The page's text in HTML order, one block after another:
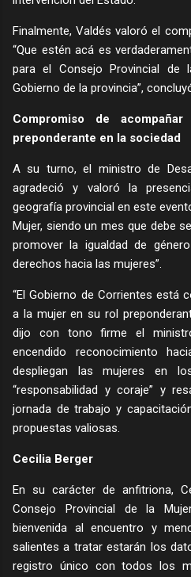
Finalmente, Valdés valoró el
“Que estén acá es
para el Consejo Provincial de
Gobierno de la provincia”,
Compromiso de
preponderante en la sociedad
A su turno, el ministro de
agradeció y valoró la
geografía provincial en este
Mujer, siendo un mes que debe
promover la igualdad de
derechos hacia las mujeres”.
“El Gobierno de Corrientes está
a la mujer en su rol
dijo con tono firme el
encendido reconocimiento
despliegan las mujeres en
“responsabilidad y coraje” y
jornada de trabajo y
propuestas valiosas.
Cecilia Berger
En su carácter de anfitriona,
Consejo Provincial de la
bienvenida al encuentro y
salientes a tratar estarán los
registro único con todos los